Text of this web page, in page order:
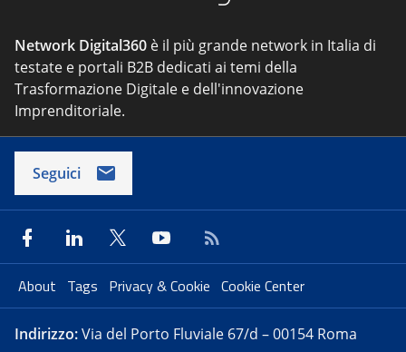
Network Digital360 è il più grande network in Italia di
testate e portali B2B dedicati ai temi della
Trasformazione Digitale e dell'innovazione
Imprenditoriale.
Seguici
About Tags Privacy & Cookie Cookie Center
Indirizzo:Via del Porto Fluviale 67/d – 00154 Roma